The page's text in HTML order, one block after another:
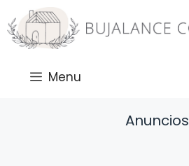
Saltar
al
contenido
Menu
Anuncios